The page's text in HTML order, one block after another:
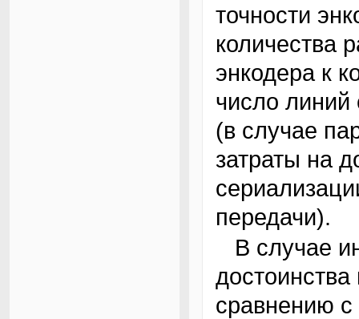
точности
количества
энкодера к
число линий
(в случае
затраты на
передачи).
В случае инкрементального энкодера
сравнению